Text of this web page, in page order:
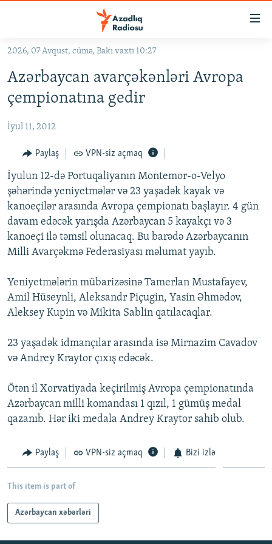
Əsas
qayıt
Əsas
naviqasiyaya
qayıt
KORRUPSIOMETR
#ƏSLINDƏ
FƏRQƏ BAX
QANUNI DOĞRU
ARAŞDIRMA
MULTIMEDIA
VIDEO
İNFOQRAFIKA
KARIKATURA
RADIO ARXIV
AZƏRBAYCAN ƏDƏBIYYATI KITABXANASI
İSLAM VƏ DEMOKRATIYA
HAQQIMIZDA
MISSIYAMIZ
PEŞƏ ETIKASI VƏ JURNALISTIKA STANDARTLARIMIZ
AZADLIQRADIOSU MOBIL TELEFONUNUZDA
XƏBƏR BÜLLETENLƏRIMIZ
BIZI IZLƏ
RFE/RL-in bütün saytları
2026, 07 Avqust, cümə, Bakı vaxtı 10:27
Azərbaycan avarçəkənləri Avropa
çempionatına gedir
İyul 11, 2012
Paylaş VPN-siz açmaq
İyulun 12-də Portuqaliyanın Montemor-o-Velyo
şəhərində yeniyetmələr və 23 yaşadək kayak və
kanoeçilər arasında Avropa çempionatı başlayır. 4 gün
davam edəcək yarışda Azərbaycan 5 kayakçı və 3
kanoeçi ilə təmsil olunacaq. Bu barədə Azərbaycanın
Milli Avarçəkmə Federasiyası məlumat yayıb.
Yeniyetmələrin mübarizəsinə Tamerlan Mustafayev,
Amil Hüseynli, Aleksandr Piçugin, Yasin Əhmədov,
Aleksey Kupin və Mikita Sablin qatılacaqlar.
23 yaşadək idmançılar arasında isə Mirnazim Cavadov
və Andrey Kraytor çıxış edəcək.
Ötən il Xorvatiyada keçirilmiş Avropa çempionatında
Azərbaycan milli komandası 1 qızıl, 1 gümüş medal
qazanıb. Hər iki medala Andrey Kraytor sahib olub.
Paylaş VPN-siz açmaq Bizi izlə
This item is part of
Azərbaycan xəbərləri